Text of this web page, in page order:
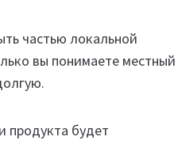
частью локальной
вы понимаете местный
продукта будет